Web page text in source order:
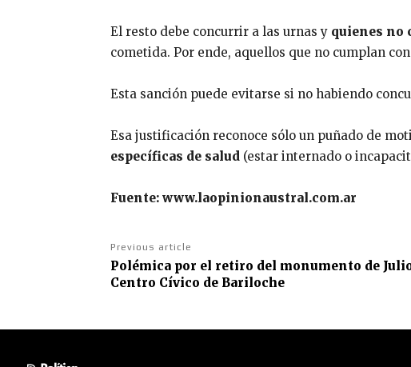
El resto debe concurrir a las urnas y quienes no
cometida. Por ende, aquellos que no cumplan
Esta sanción puede evitarse si no habiendo
Esa justificación reconoce sólo un puñado de
específicas de salud (estar internado o
Fuente: www.laopinionaustral.com.ar
Previous article
Polémica por el retiro del monumento de Julio
Centro Cívico de Bariloche